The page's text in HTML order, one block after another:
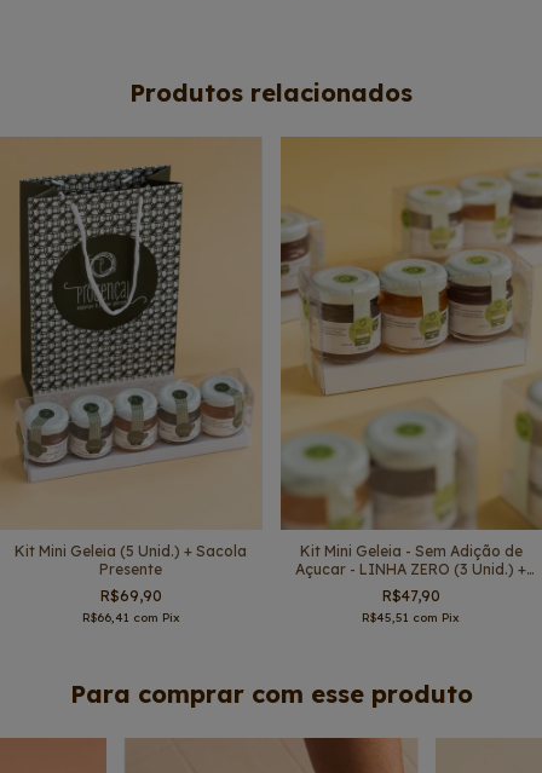
Produtos relacionados
Kit Mini Geleia (5 Unid.) + Sacola
Presente
R$69,90
R$66,41 com Pix
Kit Mini Geleia - Sem Adição de
Açucar - LINHA ZERO (3 Unid.) +
Sacola
R$47,90
R$45,51 com Pix
Para comprar com esse produto